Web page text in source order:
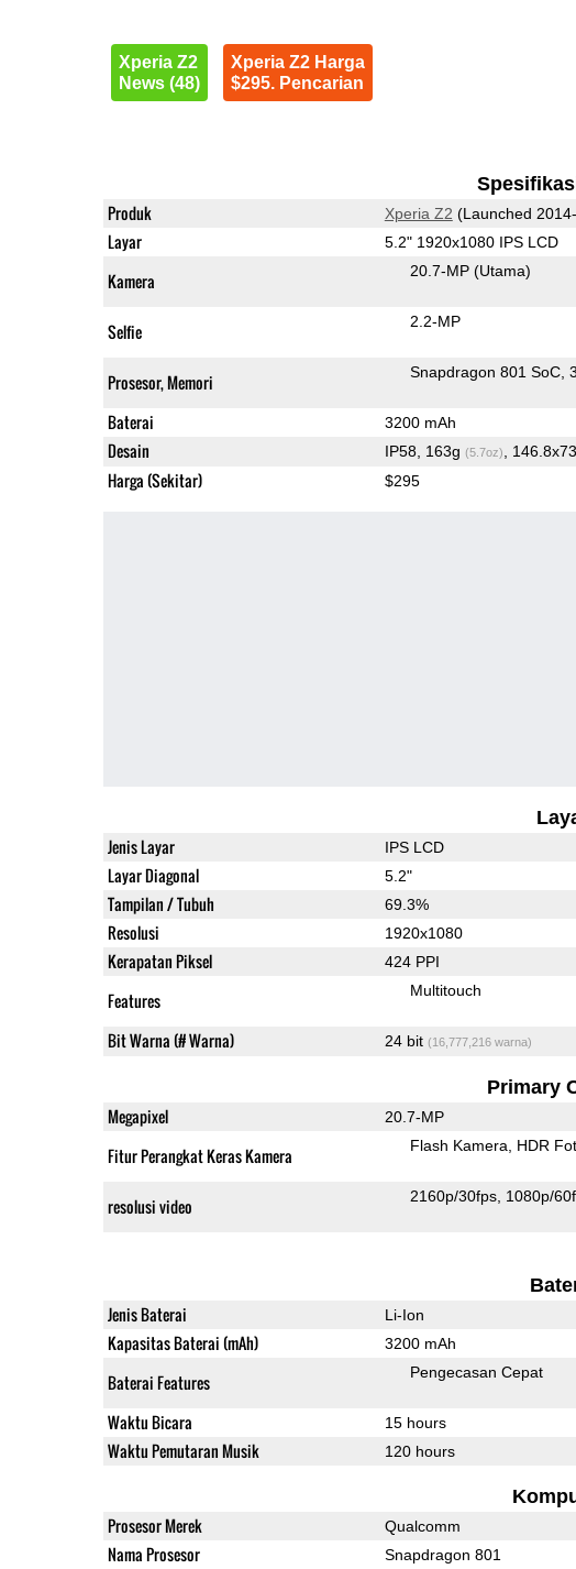
Xperia Z2
News (48)
Xperia Z2 Harga
$295. Pencarian
Produk Xperia Z2 (Launched
Layar 5.2" 1920x1080 IPS LCD
Kamera 20.7-MP (Utama)
Selfie 2.2-MP
Prosesor, Memori Snapdragon 801 SoC
Baterai 3200 mAh
Desain IP58, 163g (5.7oz) ,
Harga (Sekitar) $295
Jenis Layar IPS LCD
Layar Diagonal 5.2"
Tampilan / Tubuh 69.3%
Resolusi 1920x1080
Kerapatan Piksel 424 PPI
Features Multitouch
Bit Warna (# Warna) 24 bit (16,777,216 warna)
Primary
Megapixel 20.7-MP
Fitur Perangkat Keras Kamera Flash Kamera HDR
resolusi video 2160p/30fps 1080p/
Jenis Baterai Li-Ion
Kapasitas Baterai (mAh) 3200 mAh
Baterai Features Pengecasan Cepat
Waktu Bicara 15 hours
Waktu Pemutaran Musik 120 hours
Prosesor Merek Qualcomm
Nama Prosesor Snapdragon 801